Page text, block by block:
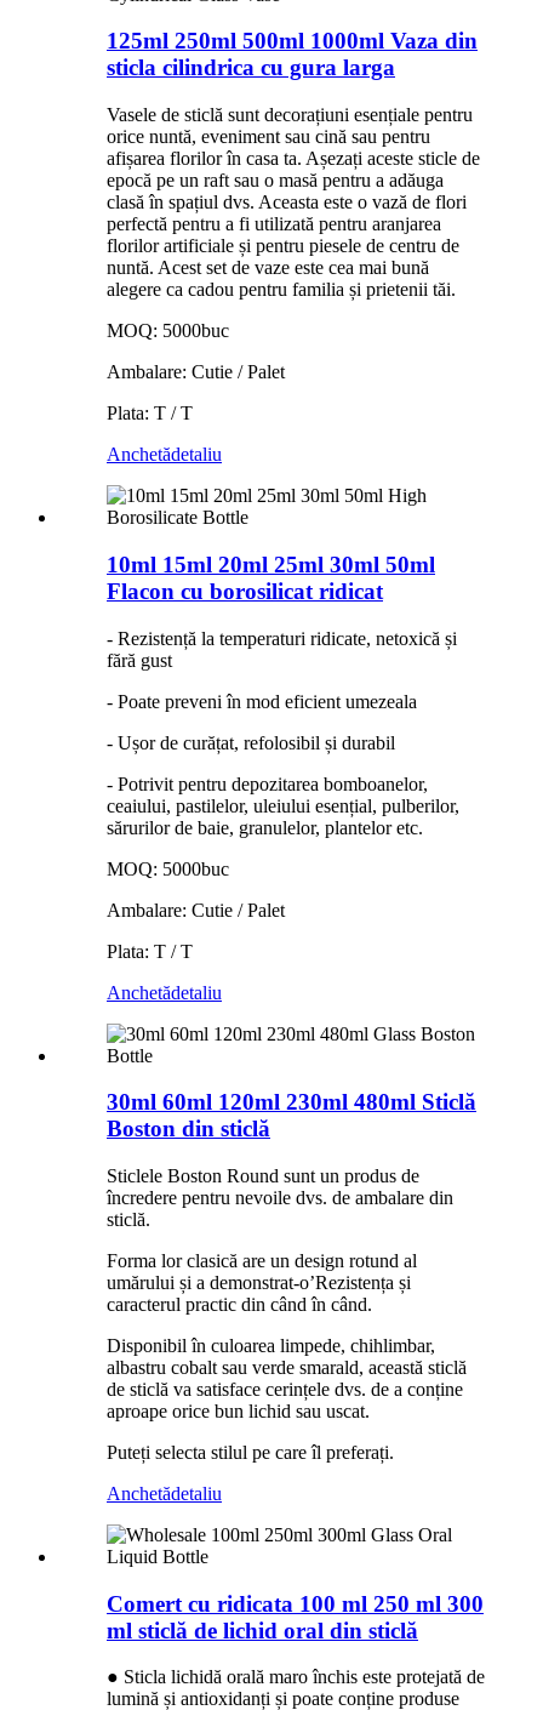
125ml 250ml 500ml 1000ml Vaza din
sticla cilindrica cu gura larga
Vasele de sticlă sunt decorațiuni esențiale pentru
orice nuntă, eveniment sau cină sau pentru
afișarea florilor în casa ta. Așezați aceste sticle de
epocă pe un raft sau o masă pentru a adăuga
clasă în spațiul dvs. Aceasta este o vază de flori
perfectă pentru a fi utilizată pentru aranjarea
florilor artificiale și pentru piesele de centru de
nuntă. Acest set de vaze este cea mai bună
alegere ca cadou pentru familia și prietenii tăi.
MOQ: 5000buc
Ambalare: Cutie / Palet
Plata: T / T
Anchetădetaliu
10ml 15ml 20ml 25ml 30ml 50ml
Flacon cu borosilicat ridicat
- Rezistență la temperaturi ridicate, netoxică și
fără gust
- Poate preveni în mod eficient umezeala
- Ușor de curățat, refolosibil și durabil
- Potrivit pentru depozitarea bomboanelor,
ceaiului, pastilelor, uleiului esențial, pulberilor,
sărurilor de baie, granulelor, plantelor etc.
MOQ: 5000buc
Ambalare: Cutie / Palet
Plata: T / T
Anchetădetaliu
30ml 60ml 120ml 230ml 480ml Sticlă
Boston din sticlă
Sticlele Boston Round sunt un produs de
încredere pentru nevoile dvs. de ambalare din
sticlă.
Forma lor clasică are un design rotund al
umărului și a demonstrat-o’Rezistența și
caracterul practic din când în când.
Disponibil în culoarea limpede, chihlimbar,
albastru cobalt sau verde smarald, această sticlă
de sticlă va satisface cerințele dvs. de a conține
aproape orice bun lichid sau uscat.
Puteți selecta stilul pe care îl preferați.
Anchetădetaliu
Comert cu ridicata 100 ml 250 ml 300
ml sticlă de lichid oral din sticlă
● Sticla lichidă orală maro închis este protejată de
lumină și antioxidanți și poate conține produse